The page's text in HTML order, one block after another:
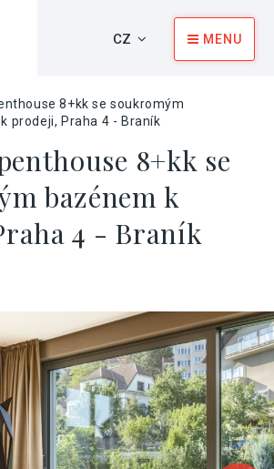
CZ MENU
8+kk se soukromým
prodeji, Praha 4 - Braník
8+kk se
bazénem k
4 - Braník